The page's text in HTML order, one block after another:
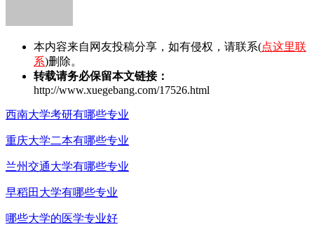
本内容来自网友投稿分享，如有侵权，请联系(点这里联
系)删除。
转载请务必保留本文链接：
http://www.xuegebang.com/17526.html
西南大学考研有哪些专业
重庆大学二本有哪些专业
兰州交通大学有哪些专业
早稻田大学有哪些专业
哪些大学的医学专业好